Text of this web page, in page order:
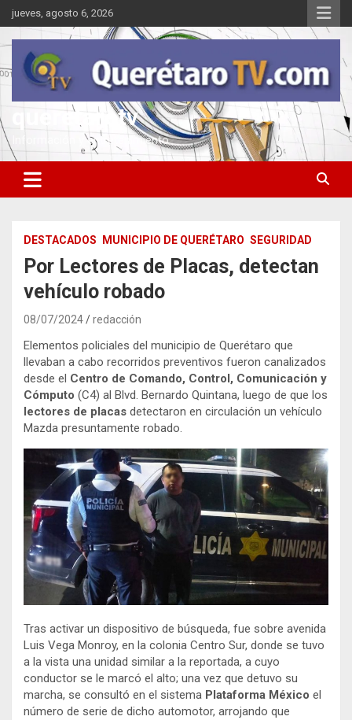
Saltar
al
contenido
jueves, agosto 6, 2026
queretarotv
Información y entretenimiento
DESTACADOS MUNICIPIO DE QUERÉTARO SEGURIDAD
Por Lectores de Placas, detectan
vehículo robado
08/07/2024 redacción
Elementos policiales del municipio de Querétaro que
llevaban a cabo recorridos preventivos fueron canalizados
desde el Centro de Comando, Control, Comunicación y
Cómputo (C4) al Blvd. Bernardo Quintana, luego de que los
lectores de placas detectaron en circulación un vehículo
Mazda presuntamente robado.
Tras activar un dispositivo de búsqueda, fue sobre avenida
Luis Vega Monroy, en la colonia Centro Sur, donde se tuvo
a la vista una unidad similar a la reportada, a cuyo
conductor se le marcó el alto; una vez que detuvo su
marcha, se consultó en el sistema Plataforma México el
número de serie de dicho automotor, arrojando que